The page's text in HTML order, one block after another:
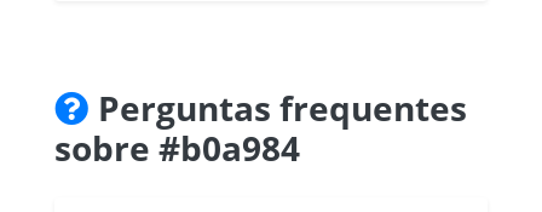
Perguntas frequentes
sobre #b0a984